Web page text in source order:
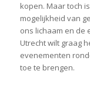
kopen. Maar toch
mogelijkheid van
ons lichaam en de
Utrecht wilt graag
evenementen
toe te brengen.